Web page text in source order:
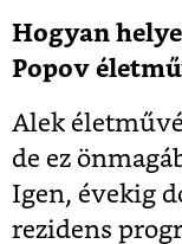
Hogyan
Popov
Alek
de ez
Igen, évekig
rezidens